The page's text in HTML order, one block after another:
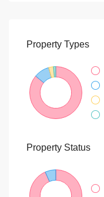
Property Types
Property Status